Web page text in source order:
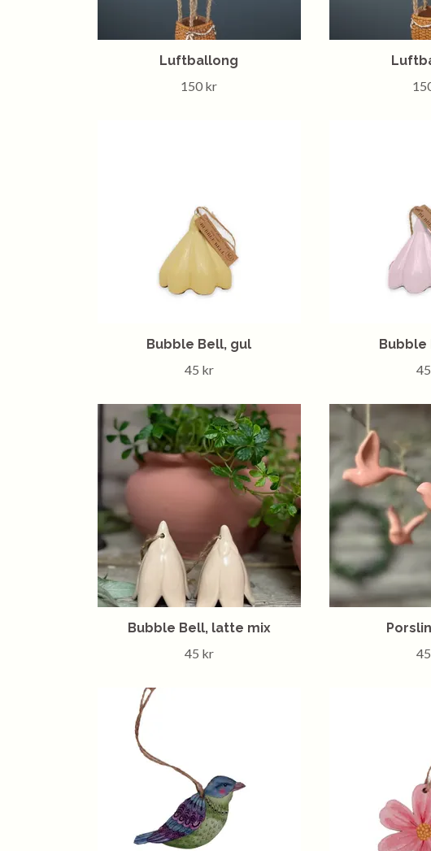
Luftballong
150 kr
Bubble Bell, gul
45 kr
Bubble
Bubble Bell, latte mix
45 kr